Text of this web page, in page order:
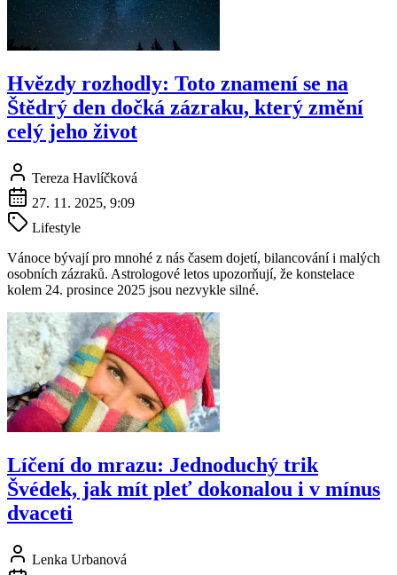
Hvězdy rozhodly: Toto znamení se na
Štědrý den dočká zázraku, který změní
celý jeho život
Tereza Havlíčková
27. 11. 2025, 9:09
Lifestyle
Vánoce bývají pro mnohé z nás časem dojetí, bilancování i malých
osobních zázraků. Astrologové letos upozorňují, že konstelace
kolem 24. prosince 2025 jsou nezvykle silné.
Líčení do mrazu: Jednoduchý trik
Švédek, jak mít pleť dokonalou i v mínus
dvaceti
Lenka Urbanová